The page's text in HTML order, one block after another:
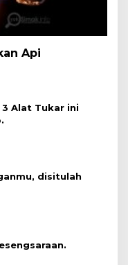
Api
3 Alat Tukar ini
disitulah